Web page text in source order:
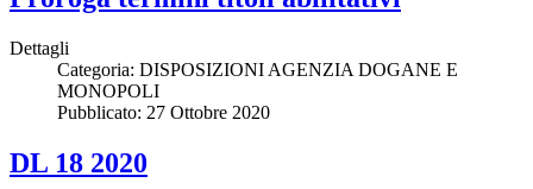
Dettagli
Categoria: DISPOSIZIONI AGENZIA DOGANE E
MONOPOLI
Pubblicato: 27 Ottobre 2020
DL 18 2020